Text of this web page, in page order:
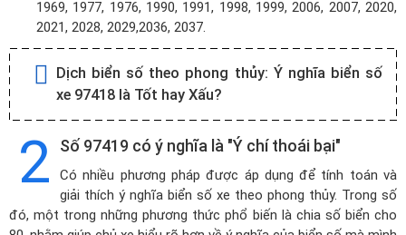
1969, 1977, 1976, 1990, 1991, 1998, 1999, 2006, 2007, 2020,
2021, 2028, 2029,2036, 2037.
Dịch biển số theo phong thủy: Ý nghĩa biển số
xe 97418 là Tốt hay Xấu?
2 Số 97419 có ý nghĩa là "Ý chí thoái bại"
Có nhiều phương pháp được áp dụng để tính toán và
giải thích ý nghĩa biển số xe theo phong thủy. Trong số
đó, một trong những phương thức phổ biến là chia số biển cho